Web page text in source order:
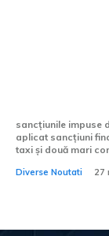
sancțiunile impuse
aplicat sancțiuni
taxi și două mari
Diverse Noutati 27